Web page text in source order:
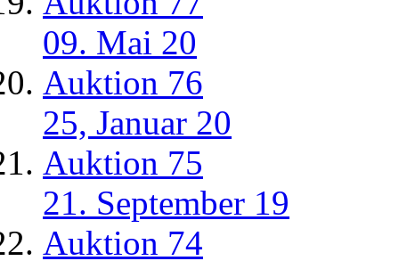
09. Mai 20
Auktion 76
25, Januar 20
Auktion 75
21. September 19
Auktion 74